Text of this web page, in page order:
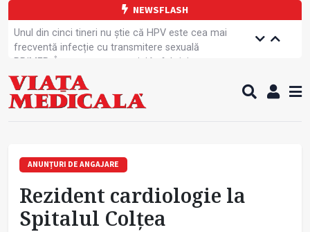
NEWSFLASH
Unul din cinci tineri nu știe că HPV este cea mai
frecventă infecție cu transmitere sexuală
PRIMER: Întreruperea energiei în fabrici ar pune
pacienții în pericol
Subiecte unice la examenul de specialist
Comercializarea unor medicamente, blocată
caniculă?
Un nou studiu pentru testarea unui vaccin împotriva
Alăptarea, esențială pentru sănătatea mamei și
ANUNȚURI DE ANGAJARE
Rezident cardiologie la
Spitalul Colțea